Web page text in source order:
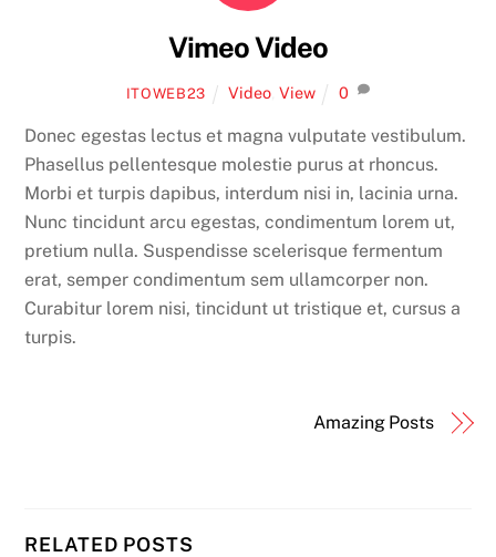
Vimeo Video
ITOWEB23 Video, View 0
Donec egestas lectus et magna vulputate vestibulum.
Phasellus pellentesque molestie purus at rhoncus.
Morbi et turpis dapibus, interdum nisi in, lacinia urna.
Nunc tincidunt arcu egestas, condimentum lorem ut,
pretium nulla. Suspendisse scelerisque fermentum
erat, semper condimentum sem ullamcorper non.
Curabitur lorem nisi, tincidunt ut tristique et, cursus a
turpis.
Amazing Posts
RELATED POSTS